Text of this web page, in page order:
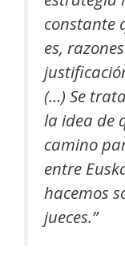
constante
es,
(…) Se
la idea de
camino
entre
hacemos
jueces.”